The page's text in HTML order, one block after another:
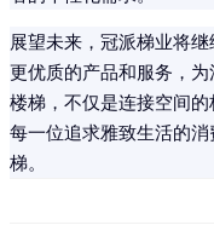
展望未来，冠派梯业将
更优质的产品和服务，
楼梯，不仅是连接空间
每一位追求雅致生活的
梯。